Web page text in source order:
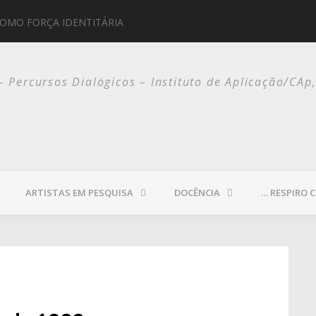
Percursos Dialógicos – Instituto de Aplicação/
ARTISTAS EM PESQUISA DOCÊNCIA … RESPIRO